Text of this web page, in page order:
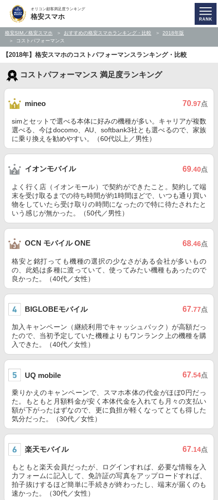
オリコン顧客満足度ランキング
格安スマホ
格安SIM／格安スマホ おすすめの格安スマホランキング・比較
2018年版
コストパフォーマンス
【2018年】格安スマホのコストパフォーマンスランキング・比較
コストパフォーマンス 満足度ランキング
mineo 70.97点
simとセットで選べる本体に好みの機種が多い。キャリアが複数
選べる、今はdocomo、AU、softbank3社とも選べるので、家族
に乗り換えを勧めやすい。（60代以上／男性）
イオンモバイル 69.40点
よく行く店（イオンモール）で契約ができたこと。契約して端
末を受け取るまでの待ち時間が約1時間ほどで、いつも通り買い
物をしていたら受け取りの時間になったので特に待たされたと
いう感じが無かった。（50代／男性）
OCN モバイル ONE 68.46点
格安と銘打っても機種の選択の少なさがある会社が多いもの
の、此処は多種に渡っていて、使ってみたい機種もあったので
良かった。（40代／女性）
BIGLOBEモバイル 67.77点
加入キャンペーン（継続利用でキャッシュバック）が高額だっ
たので、当初予定していた機種よりもワンランク上の機種を購
入できた。（40代／女性）
UQ mobile 67.54点
乗りかえのキャンペーンで、スマホ本体の代金がほぼ0円だっ
た。もともと月額料金が安く本体代金を入れても月々の支払い
額が下がったはずなので、更に負担が軽くなってとても得した
気分だった。（30代／女性）
楽天モバイル 67.14点
もともと楽天会員だったが、ログインすれば、必要な情報を入
力フォームに記入して、免許証の写真をアップロードすれば、
拍子抜けするほど簡単に手続きが終わったし、端末が届くのも
速かった。（30代／女性）